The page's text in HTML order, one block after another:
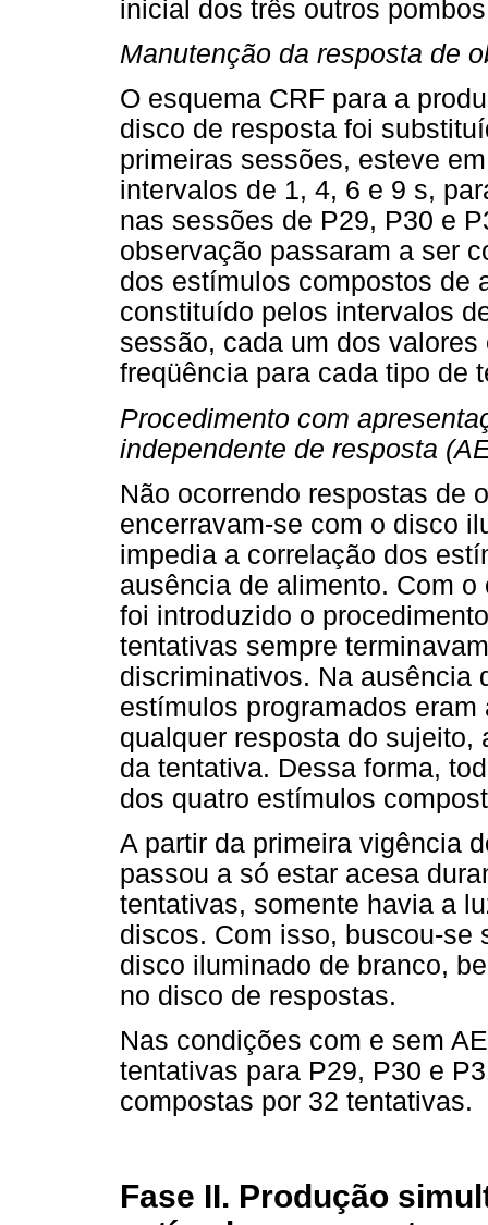
inicial dos três outros
Manutenção da resposta de
O esquema CRF para a
disco de resposta foi
primeiras sessões, esteve
intervalos de 1, 4, 6 e 9 s,
nas sessões de P29, P30 e
observação passaram a ser
dos estímulos compostos de
constituído pelos intervalos
sessão, cada um dos
freqüência para cada tipo de
Procedimento com
independente de resposta
Não ocorrendo respostas de
encerravam-se com o disco
impedia a correlação dos
ausência de alimento. Com
foi introduzido o
tentativas sempre
discriminativos. Na ausência
estímulos programados
qualquer resposta do
da tentativa. Dessa forma,
dos quatro estímulos
A partir da primeira vigência
passou a só estar acesa
tentativas, somente havia a
discos. Com isso, buscou-se
disco iluminado de branco,
no disco de respostas.
Nas condições com e sem
tentativas para P29, P30 e
compostas por 32 tentativas.
Fase II. Produção